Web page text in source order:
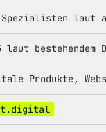
Spezialisten laut
laut
Produkte,